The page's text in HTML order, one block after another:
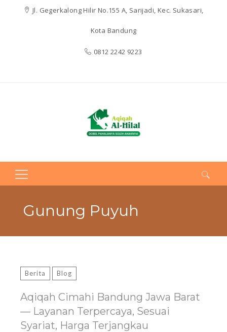
Jl. Gegerkalong Hilir No.155 A, Sarijadi, Kec. Sukasari,
Kota Bandung
0812 2242 9223
Search
Gunung Puyuh
Berita Blog
Aqiqah Cimahi Bandung Jawa Barat
— Layanan Terpercaya, Sesuai
Syariat, Harga Terjangkau